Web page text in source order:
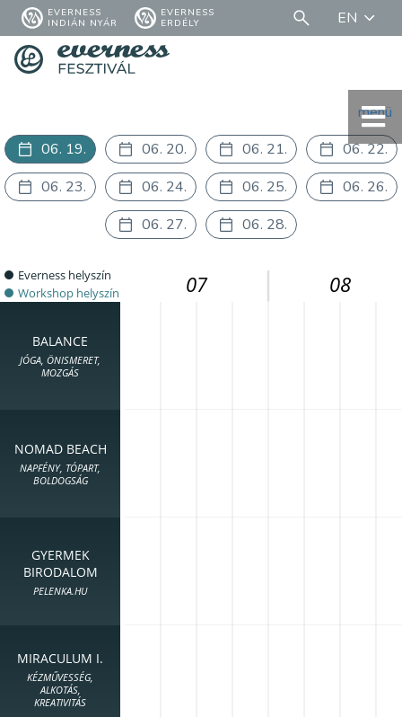
EVERNESS
INDIÁN NYÁR
EVERNESS
ERDÉLY
EN
menü
06. 19.
06. 20. 06. 21.
06. 22.
06. 23.
06. 24. 06. 25.
06. 26.
06. 27.
06. 28.
Everness helyszín
Workshop helyszín
BALANCE
JÓGA, ÖNISMERET,
MOZGÁS
NOMAD BEACH
NAPFÉNY, TÓPART,
BOLDOGSÁG
GYERMEK
BIRODALOM
PELENKA.HU
MIRACULUM I.
KÉZMŰVESSÉG,
ALKOTÁS,
KREATIVITÁS
07 08